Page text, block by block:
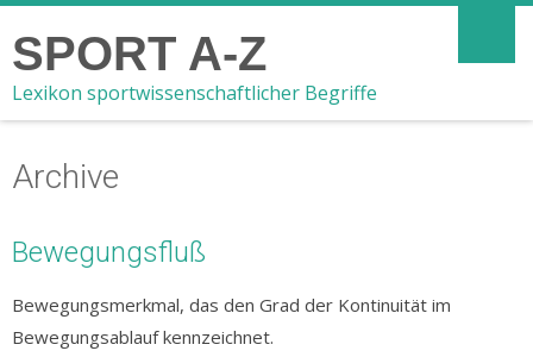
SPORT A-Z
Lexikon sportwissenschaftlicher Begriffe
Archive
Bewegungsfluß
Bewegungsmerkmal, das den Grad der Kontinuität im
Bewegungsablauf kennzeichnet.